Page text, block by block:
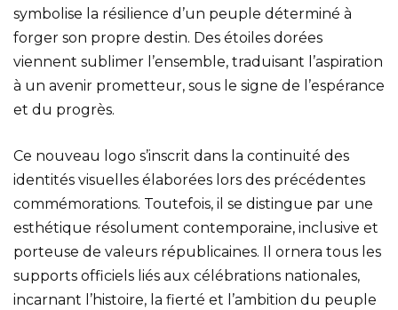
symbolise la résilience d’un peuple déterminé à
forger son propre destin. Des étoiles dorées
viennent sublimer l’ensemble, traduisant l’aspiration
à un avenir prometteur, sous le signe de l’espérance
et du progrès.
Ce nouveau logo s’inscrit dans la continuité des
identités visuelles élaborées lors des précédentes
commémorations. Toutefois, il se distingue par une
esthétique résolument contemporaine, inclusive et
porteuse de valeurs républicaines. Il ornera tous les
supports officiels liés aux célébrations nationales,
incarnant l’histoire, la fierté et l’ambition du peuple